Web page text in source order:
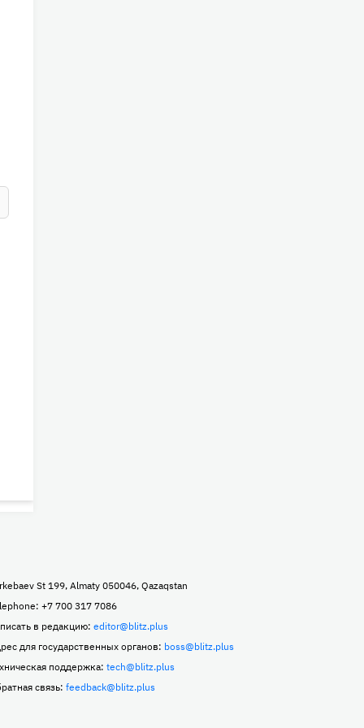
St 199, Almaty 050046, Qazaqstan
+7 700 317 7086
в редакцию: editor@blitz.plus
для государственных органов: boss@blitz.plus
поддержка: tech@blitz.plus
связь: feedback@blitz.plus